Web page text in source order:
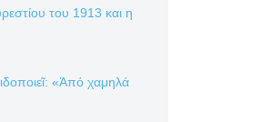
του 1913 και η
«Ἀπό χαμηλά